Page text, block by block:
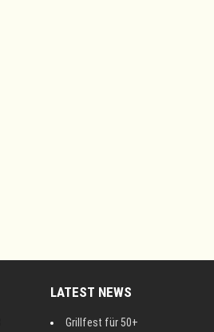
LATEST NEWS
Grillfest für 50+